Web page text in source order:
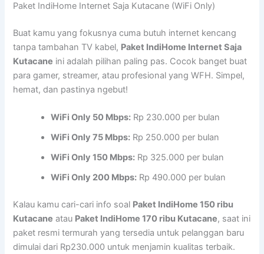
Paket IndiHome Internet Saja Kutacane (WiFi Only)
Buat kamu yang fokusnya cuma butuh internet kencang
tanpa tambahan TV kabel, Paket IndiHome Internet Saja
Kutacane ini adalah pilihan paling pas. Cocok banget buat
para gamer, streamer, atau profesional yang WFH. Simpel,
hemat, dan pastinya ngebut!
WiFi Only 50 Mbps: Rp 230.000 per bulan
WiFi Only 75 Mbps: Rp 250.000 per bulan
WiFi Only 150 Mbps: Rp 325.000 per bulan
WiFi Only 200 Mbps: Rp 490.000 per bulan
Kalau kamu cari-cari info soal Paket IndiHome 150 ribu
Kutacane atau Paket IndiHome 170 ribu Kutacane, saat ini
paket resmi termurah yang tersedia untuk pelanggan baru
dimulai dari Rp230.000 untuk menjamin kualitas terbaik.